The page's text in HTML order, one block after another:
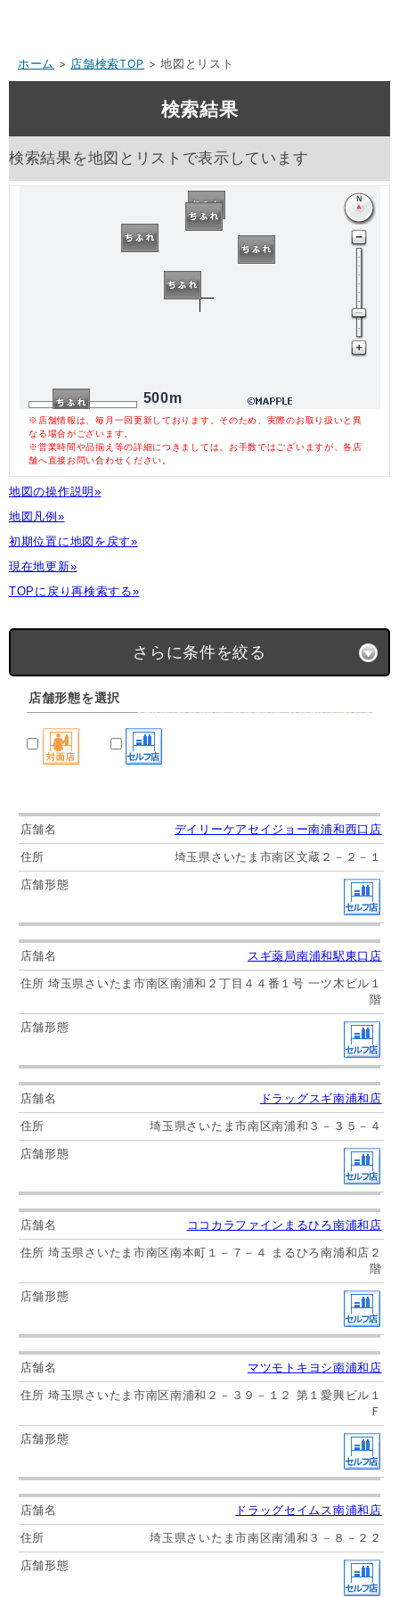
ホーム > 店舗検索TOP > 地図とリスト
検索結果
検索結果を地図とリストで表示しています
500m
※店舗情報は、毎月一回更新しております。そのため、実際のお取り扱いと異
なる場合がございます。
※営業時間や品揃え等の詳細につきましては、お手数ではございますが、各店
舗へ直接お問い合わせください。
地図の操作説明»
地図凡例»
初期位置に地図を戻す»
現在地更新»
TOPに戻り再検索する»
さらに条件を絞る
店舗形態を選択
デイリーケアセイジョー南浦和西口店
埼玉県さいたま市南区文蔵２－２－１
スギ薬局南浦和駅東口店
埼玉県さいたま市南区南浦和２丁目４４番１号 一ツ木ビル１
階
ドラッグスギ南浦和店
埼玉県さいたま市南区南浦和３－３５－４
ココカラファインまるひろ南浦和店
埼玉県さいたま市南区南本町１－７－４ まるひろ南浦和店２
階
マツモトキヨシ南浦和店
埼玉県さいたま市南区南浦和２－３９－１２ 第１愛興ビル１
Ｆ
ドラッグセイムス南浦和店
埼玉県さいたま市南区南浦和３－８－２２